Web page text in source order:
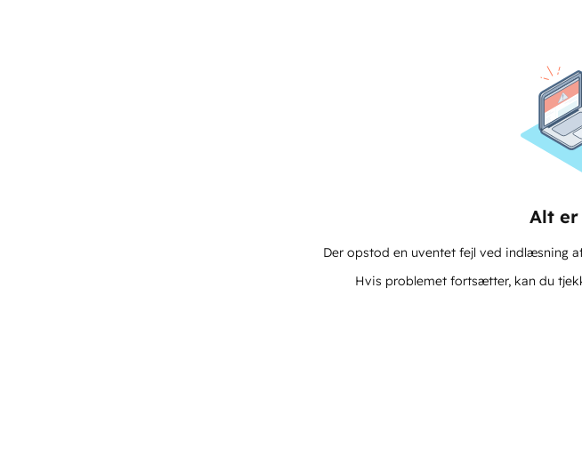
Alt
Der opstod en uventet fejl ved indlæsning
Hvis problemet fortsætter, kan du